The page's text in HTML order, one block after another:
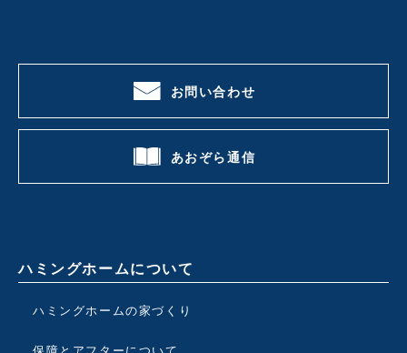
お問い合わせ
あおぞら通信
ハミングホームについて
ハミングホームの家づくり